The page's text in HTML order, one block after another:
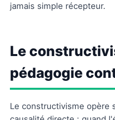
jamais simple récepteur.
Le
pédagogie
Le constructivisme opère